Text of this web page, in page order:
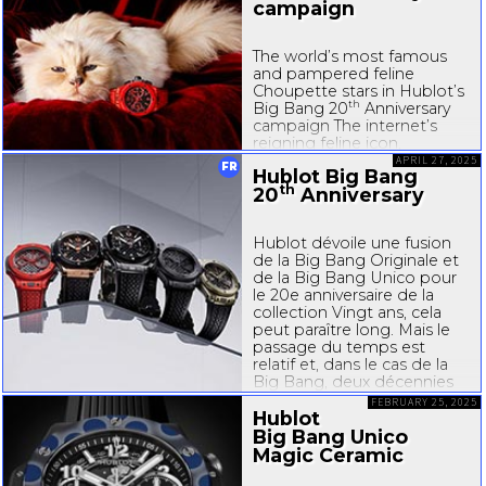
campaign
The world’s most famous
and pampered feline
Choupette stars in Hublot’s
Big Bang 20th Anniversary
campaign The internet’s
reigning feline icon,
Choupette, has landed her
most unexpected role with
luxury’s most polarizing
watch brand Hublot. The
tapped fashion’s famously...
FR
Hublot Big Bang
20th Anniversary
Hublot dévoile une fusion
de la Big Bang Originale et
de la Big Bang Unico pour
le 20e anniversaire de la
collection Vingt ans, cela
peut paraître long. Mais le
passage du temps est
relatif et, dans le cas de la
Big Bang, deux décennies
sont passées à la vitesse
de l'éclair...
APRIL 27, 2025
Hublot
Big Bang Unico
Magic Ceramic
FEBRUARY 25, 2025